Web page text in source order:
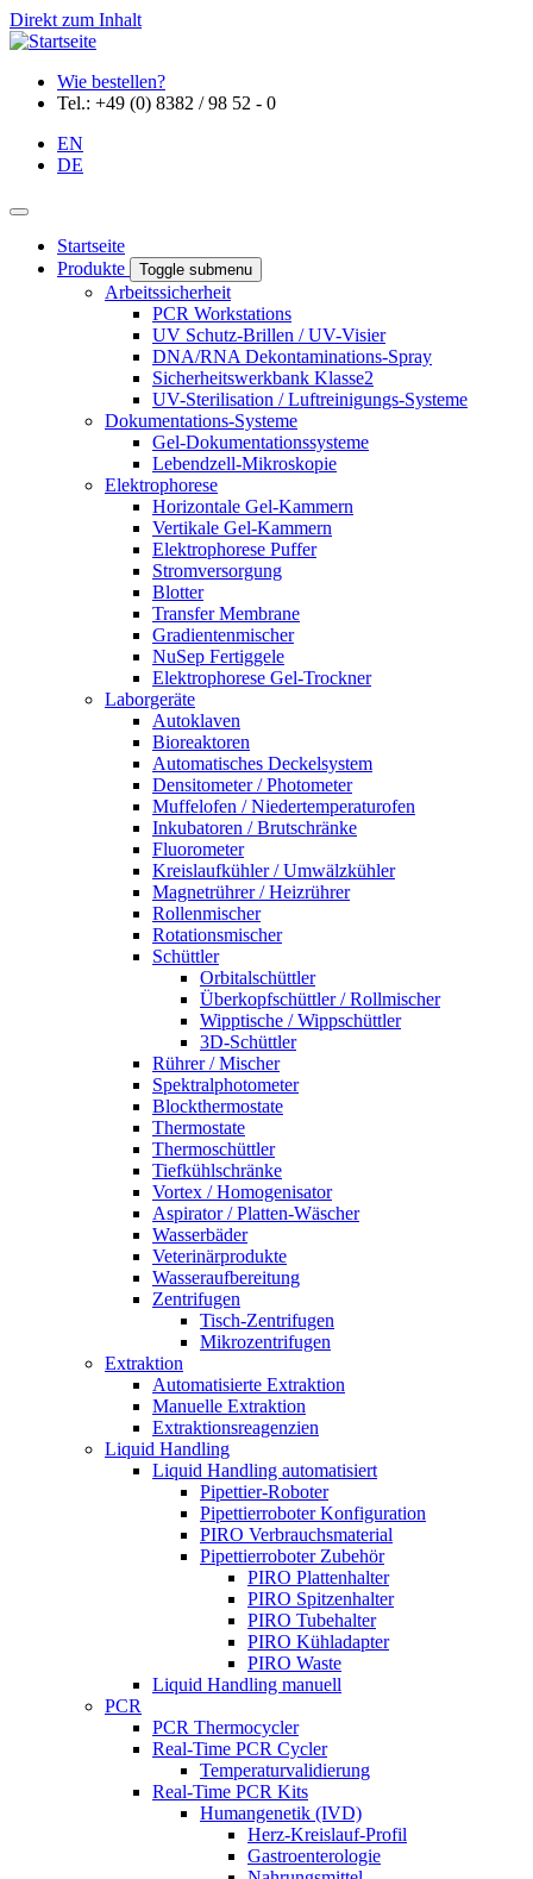
Direkt zum Inhalt
Wie bestellen?
Tel.: +49 (0) 8382 / 98 52 - 0
EN
DE
Startseite
Produkte
Toggle submenu
Arbeitssicherheit
PCR Workstations
UV Schutz-Brillen / UV-Visier
DNA/RNA Dekontaminations-Spray
Sicherheitswerkbank Klasse2
UV-Sterilisation / Luftreinigungs-Systeme
Dokumentations-Systeme
Gel-Dokumentationssysteme
Lebendzell-Mikroskopie
Elektrophorese
Horizontale Gel-Kammern
Vertikale Gel-Kammern
Elektrophorese Puffer
Stromversorgung
Blotter
Transfer Membrane
Gradientenmischer
NuSep Fertiggele
Elektrophorese Gel-Trockner
Laborgeräte
Autoklaven
Bioreaktoren
Automatisches Deckelsystem
Densitometer / Photometer
Muffelofen / Niedertemperaturofen
Inkubatoren / Brutschränke
Fluorometer
Kreislaufkühler / Umwälzkühler
Magnetrührer / Heizrührer
Rollenmischer
Rotationsmischer
Schüttler
Orbitalschüttler
Überkopfschüttler / Rollmischer
Wipptische / Wippschüttler
3D-Schüttler
Rührer / Mischer
Spektralphotometer
Blockthermostate
Thermostate
Thermoschüttler
Tiefkühlschränke
Vortex / Homogenisator
Aspirator / Platten-Wäscher
Wasserbäder
Veterinärprodukte
Wasseraufbereitung
Zentrifugen
Tisch-Zentrifugen
Mikrozentrifugen
Extraktion
Automatisierte Extraktion
Manuelle Extraktion
Extraktionsreagenzien
Liquid Handling
Liquid Handling automatisiert
Pipettier-Roboter
Pipettierroboter Konfiguration
PIRO Verbrauchsmaterial
Pipettierroboter Zubehör
PIRO Plattenhalter
PIRO Spitzenhalter
PIRO Tubehalter
PIRO Kühladapter
PIRO Waste
Liquid Handling manuell
PCR
PCR Thermocycler
Real-Time PCR Cycler
Temperaturvalidierung
Real-Time PCR Kits
Humangenetik (IVD)
Herz-Kreislauf-Profil
Gastroenterologie